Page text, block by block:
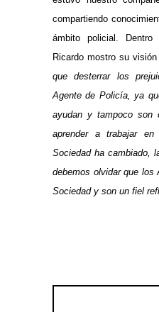
compartiendo
ámbito policial.
Ricardo mostro su visión
que desterrar los
Agente de Policía, ya
ayudan y tampoco son
aprender a trabajar en
Sociedad ha cambiado,
debemos olvidar que los
Sociedad y son un fiel